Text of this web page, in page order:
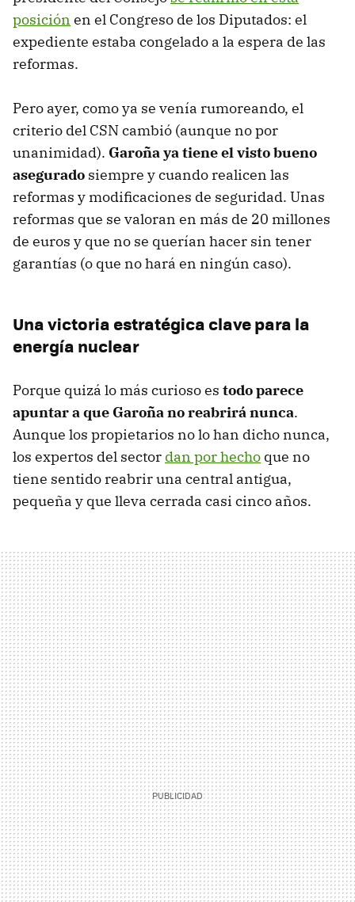
posición en el Congreso de los Diputados: el
expediente estaba congelado a la espera de las
reformas.
Pero ayer, como ya se venía rumoreando, el
criterio del CSN cambió (aunque no por
unanimidad). Garoña ya tiene el visto bueno
asegurado siempre y cuando realicen las
reformas y modificaciones de seguridad. Unas
reformas que se valoran en más de 20 millones
de euros y que no se querían hacer sin tener
garantías (o que no hará en ningún caso).
Una victoria estratégica clave para la
energía nuclear
Porque quizá lo más curioso es todo parece
apuntar a que Garoña no reabrirá nunca.
Aunque los propietarios no lo han dicho nunca,
los expertos del sector dan por hecho que no
tiene sentido reabrir una central antigua,
pequeña y que lleva cerrada casi cinco años.